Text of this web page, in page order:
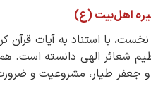
سیره اهل‌بیت (ع)
با استناد به آیات قرآن
شعائر الهی دانسته است.
جعفر طیار، مشروعیت و